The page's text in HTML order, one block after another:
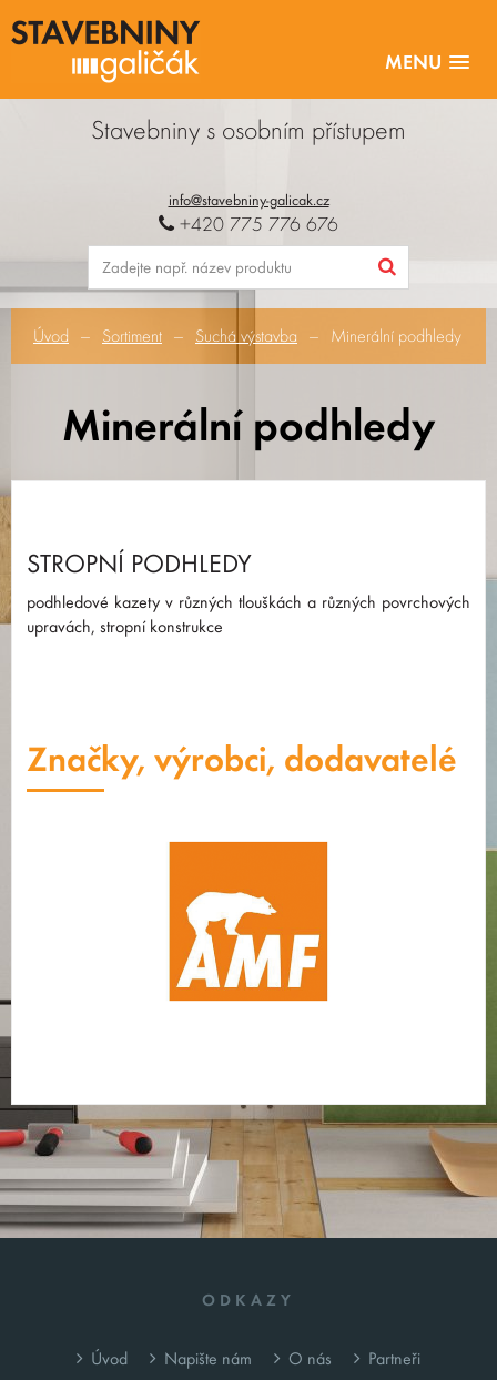
MENU
Stavebniny s osobním přístupem
info@stavebniny-galicak.cz
+420 775 776 676
Úvod Sortiment Suchá výstavba Minerální podhledy
Minerální podhledy
STROPNÍ PODHLEDY
podhledové kazety v různých tlouškách a různých povrchových
upravách, stropní konstrukce
Značky, výrobci, dodavatelé
ODKAZY
Úvod Napište nám O nás
Partneři